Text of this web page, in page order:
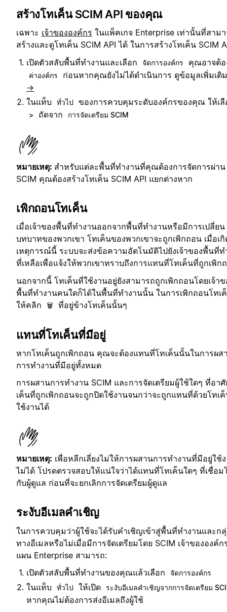
สร้างโทเค็น SCIM API ของคุณ
เฉพาะ เจ้าขององค์กร ในแพ็คเกจ Enterprise เท่านั้นที่สาม
สร้างและดูโทเค็น SCIM API ได้ ในการสร้างโทเค็น SCIM
เปิดตัวสลับพื้นที่ทำงานและเลือก
จัดการองค์กร คุณอาจต้
ค่าองค์กร
ก่อนหากคุณยังไม่ได้ดำเนินการ ดูข้อมูลเพิ่มเติ
→
ในแท็บ
ทั่วไป ของการควบคุมระดับองค์กรของคุณ ให้เลื
> ถัดจาก การจัดเตรียม SCIM
หมายเหตุ: สำหรับแต่ละพื้นที่ทำงานที่คุณต้องการจัดการผ่าน
SCIM คุณต้องสร้างโทเค็น SCIM API แยกต่างหาก
เพิกถอนโทเค็น
เมื่อเจ้าของพื้นที่ทำงานออกจากพื้นที่ทำงานหรือมีการเปลี่ยน
บทบาทของพวกเขา โทเค็นของพวกเขาจะถูกเพิกถอน เมื่อเกิ
เหตุการณ์นี้ ระบบจะส่งข้อความอัตโนมัติไปยังเจ้าของพื้นที่ท
ที่เหลือเพื่อแจ้งให้พวกเขาทราบถึงการแทนที่โทเค็นที่ถูกเพิก
นอกจากนี้ โทเค็นที่ใช้งานอยู่ยังสามารถถูกเพิกถอนโดยเจ้าข
พื้นที่ทำงานคนใดก็ได้ในพื้นที่ทำงานนั้น ในการเพิกถอนโทเ
ให้คลิก
🗑 ที่อยู่ข้างโทเค็นนั้นๆ
แทนที่โทเค็นที่มีอยู่
หากโทเค็นถูกเพิกถอน คุณจะต้องแทนที่โทเค็นนั้นในการผส
การทำงานที่มีอยู่ทั้งหมด
การผสานการทำงาน SCIM และการจัดเตรียมผู้ใช้ใดๆ ที่อา
เค็นที่ถูกเพิกถอนจะถูกปิดใช้งานจนกว่าจะถูกแทนที่ด้วยโทเ
ใช้งานได้
หมายเหตุ: เพื่อหลีกเลี่ยงไม่ให้การผสานการทำงานที่มีอยู่ใช้
ไม่ได้ โปรดตรวจสอบให้แน่ใจว่าได้แทนที่โทเค็นใดๆ ที่เชื่อม
กับผู้ดูแล ก่อนที่จะยกเลิกการจัดเตรียมผู้ดูแล
ระงับอีเมลคำเชิญ
ในการควบคุมว่าผู้ใช้จะได้รับคำเชิญเข้าสู่พื้นที่ทำงานและก
ทางอีเมลหรือไม่เมื่อมีการจัดเตรียมโดย SCIM เจ้าขององค์ก
แผน Enterprise สามารถ:
เปิดตัวสลับพื้นที่ทำงานของคุณแล้วเลือก
จัดการองค์กร
ในแท็บ ทั่วไป ให้เปิด ระงับอีเมลคำเชิญจากการจัดเตรียม
หากคุณไม่ต้องการส่งอีเมลถึงผู้ใช้